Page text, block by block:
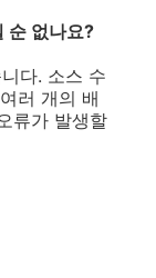
순 없나요?
다. 소스 수
러 개의 배
류가 발생할